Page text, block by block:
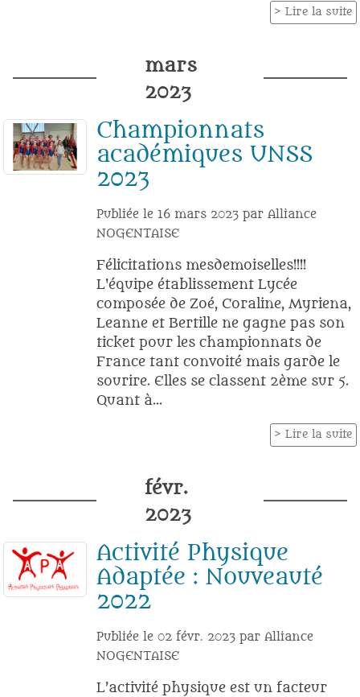
Lire la suite
mars
2023
Championnats
académiques UNSS
2023
Publiée le 16 mars 2023 par Alliance
NOGENTAISE
Félicitations mesdemoiselles!!!!
L'équipe établissement Lycée
composée de Zoé, Coraline, Myriena,
Leanne et Bertille ne gagne pas son
ticket pour les championnats de
France tant convoité mais garde le
sourire. Elles se classent 2ème sur 5.
Quant à...
Lire la suite
févr.
2023
Activité Physique
Adaptée : Nouveauté
2022
Publiée le 02 févr. 2023 par Alliance
NOGENTAISE
L’activité physique est un facteur